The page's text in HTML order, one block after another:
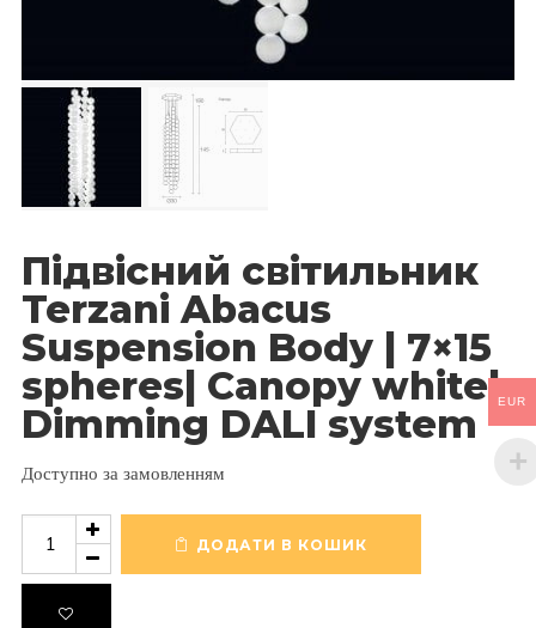
Підвісний світильник
Terzani Abacus
Suspension Body | 7×15
spheres| Canopy white|
Dimming DALI system
Доступно за замовленням
Підвісний
світильник
Terzani
Suspension
ДОДАТИ В КОШИК
EUR